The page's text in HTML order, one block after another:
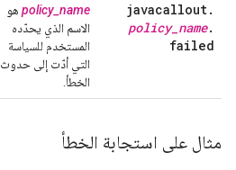
javacallout.
policy_ name.
failed
policy_name هو
الاسم الذي يحدّده
المستخدم للسياسة
التي أدّت إلى حدوث
الخطأ.
مثال على استجابة الخطأ